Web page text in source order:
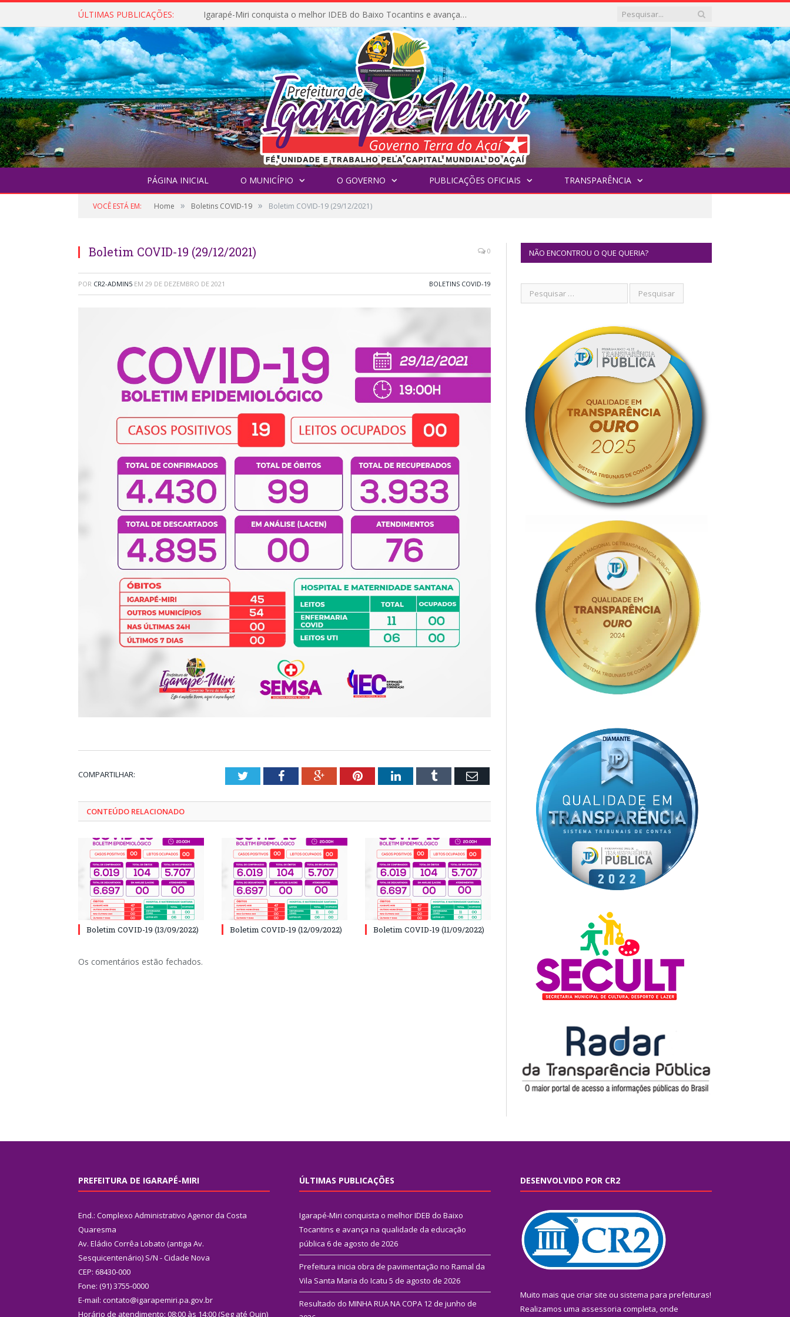
ÚLTIMAS PUBLICAÇÕES: Igarapé-Miri conquista o melhor IDEB do Baixo Tocantins e avança na qualidade da educação pública
PÁGINA INICIAL O MUNICÍPIO O GOVERNO PUBLICAÇÕES OFICIAIS TRANSPARÊNCIA
VOCÊ ESTÁ EM: Home » Boletins COVID-19 » Boletim COVID-19 (29/12/2021)
Boletim COVID-19 (29/12/2021) 0
POR CR2-ADMIN5 EM 29 DE DEZEMBRO DE 2021 BOLETINS COVID-19
COMPARTILHAR: TwitterFacebookGoogle+PinterestLinkedInTumblr Email
CONTEÚDO RELACIONADO
Boletim COVID-19 (13/09/2022) Boletim COVID-19 (12/09/2022) Boletim COVID-19 (11/09/2022)
Os comentários estão fechados.
NÃO ENCONTROU O QUE QUERIA?
PREFEITURA DE IGARAPÉ-MIRI
End.: Complexo Administrativo Agenor da Costa
Quaresma
Av. Eládio Corrêa Lobato (antiga Av.
Sesquicentenário) S/N - Cidade Nova
CEP: 68430-000
Fone: (91) 3755-0000
E-mail: contato@igarapemiri.pa.gov.br
Horário de atendimento: 08:00 às 14:00 (Seg até Quin)
ÚLTIMAS PUBLICAÇÕES
Igarapé-Miri conquista o melhor IDEB do Baixo
Tocantins e avança na qualidade da educação
pública 6 de agosto de 2026
Prefeitura inicia obra de pavimentação no Ramal da
Vila Santa Maria do Icatu 5 de agosto de 2026
Resultado do MINHA RUA NA COPA 12 de junho de
DESENVOLVIDO POR CR2
Muito mais que criar site ou sistema para prefeituras!
Realizamos uma assessoria completa, onde